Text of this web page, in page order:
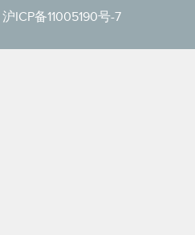
沪ICP备11005190号-7